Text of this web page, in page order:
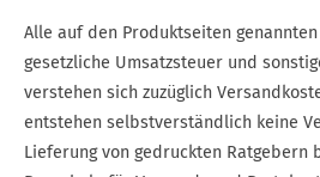
Alle auf den Produktseiten
gesetzliche Umsatzsteuer und
verstehen sich zuzüglich
entstehen selbstverständlich keine
Lieferung von gedruckten Ratgebern